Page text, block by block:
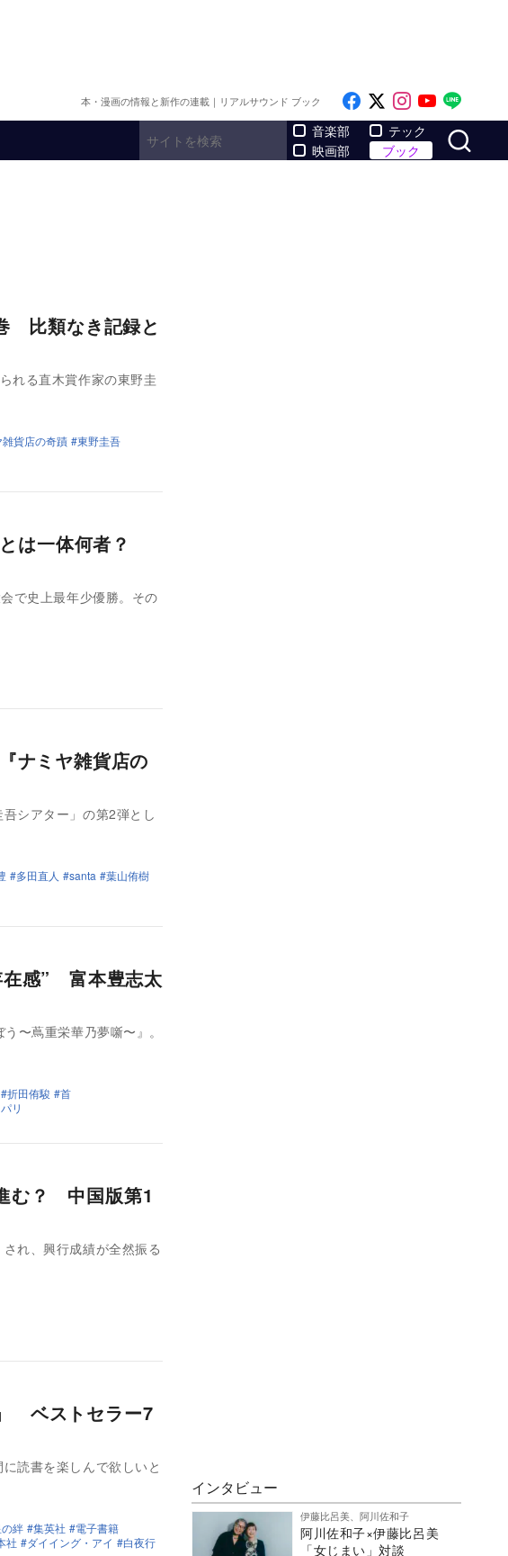
本・漫画の情報と新作の連載｜リアルサウンド ブック Like on Facebook
Follow on x
Follow on
Follow
音楽部
映画部
テック
ブック
比類なき記録と
れる直木賞作家の東野圭
貨店の奇蹟 東野圭吾
は一体何者？
で史上最年少優勝。その
ナミヤ雑貨店の
シアター」の第2弾とし
多田直人 santa 葉山侑樹
在感” 富本豊志太
〜蔦重栄華乃夢噺〜』。
折田侑駿
首
リ
む？ 中国版第1
れ、興行成績が全然振る
ベストセラー7
読書を楽しんで欲しいと
絆 集英社
電子書籍
社 ダイイング・アイ 白夜行
インタビュー
伊藤比呂美、阿川佐和子
阿川佐和子×伊藤比呂美
「女じまい」対談